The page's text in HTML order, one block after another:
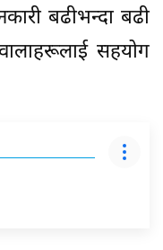
बढीभन्दा बढी
सहयोग